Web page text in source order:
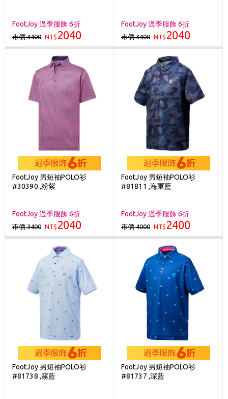
FootJoy 過季服飾 6折
市價 3400 NT$ 2040
FootJoy 過季服飾 6折
市價 3400 NT$ 2040
FootJoy 男短袖POLO衫
#30390 ,粉紫
FootJoy 過季服飾 6折
市價 3400 NT$ 2040
FootJoy 男短袖POLO衫
#81811 ,海軍藍
FootJoy 過季服飾 6折
市價 4000 NT$ 2400
FootJoy 男短袖POLO衫
#81738 ,霧藍
FootJoy 男短袖POLO衫
#81737 ,深藍